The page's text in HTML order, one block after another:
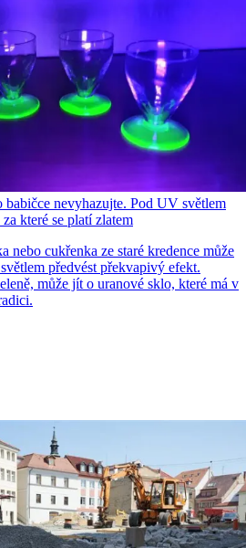
babičce nevyhazujte. Pod UV světlem
které se platí zlatem
nebo cukřenka ze staré kredence může
předvést překvapivý efekt.
může jít o uranové sklo, které má v